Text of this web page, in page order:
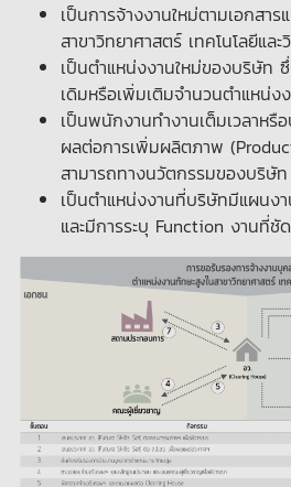
เป็นการจ้างงานใหม่ตามเอกสา
สาขาวิทยาศาสตร์ เทคโนโลยีแล
เป็นตำแหน่งงานใหม่ของบริษัท
เดิมหรือเพิ่มเติมจำนวนตำแหน่ง
เป็นพนักงานทำงานเต็มเวลาห
ผลต่อการเพิ่มผลิตภาพ
สามารถทางนวัตกรรมของบริษัท
เป็นตำแหน่งงานที่บริษัทมีแผนง
และมีการระบุ Function งานที่ชั